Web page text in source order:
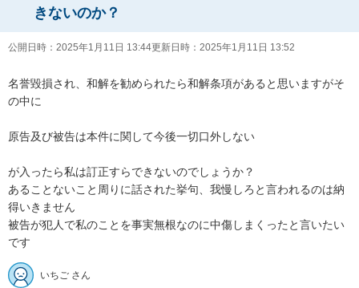
きないのか？
公開日時： 2025年1月11日 13:44更新日時： 2025年1月11日 13:52
名誉毀損され、和解を勧められたら和解条項があると思いますがそ
の中に
原告及び被告は本件に関して今後一切口外しない
が入ったら私は訂正すらできないのでしょうか？
あることないこと周りに話された挙句、我慢しろと言われるのは納
得いきません
被告が犯人で私のことを事実無根なのに中傷しまくったと言いたい
です
いちご さん